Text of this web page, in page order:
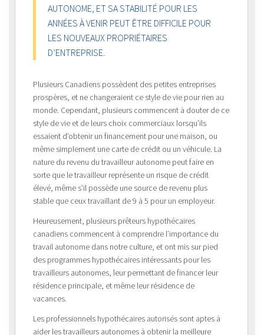
AUTONOME, ET SA STABILITÉ POUR LES
ANNÉES À VENIR PEUT ÊTRE DIFFICILE POUR
LES NOUVEAUX PROPRIÉTAIRES
D’ENTREPRISE.
Plusieurs Canadiens possèdent des petites entreprises
prospères, et ne changeraient ce style de vie pour rien au
monde. Cependant, plusieurs commencent à douter de ce
style de vie et de leurs choix commerciaux lorsqu’ils
essaient d’obtenir un financement pour une maison, ou
même simplement une carte de crédit ou un véhicule. La
nature du revenu du travailleur autonome peut faire en
sorte que le travailleur représente un risque de crédit
élevé, même s’il possède une source de revenu plus
stable que ceux travaillant de 9 à 5 pour un employeur.
Heureusement, plusieurs prêteurs hypothécaires
canadiens commencent à comprendre l’importance du
travail autonome dans notre culture, et ont mis sur pied
des programmes hypothécaires intéressants pour les
travailleurs autonomes, leur permettant de financer leur
résidence principale, et même leur résidence de
vacances.
Les professionnels hypothécaires autorisés sont aptes à
aider les travailleurs autonomes à obtenir la meilleure